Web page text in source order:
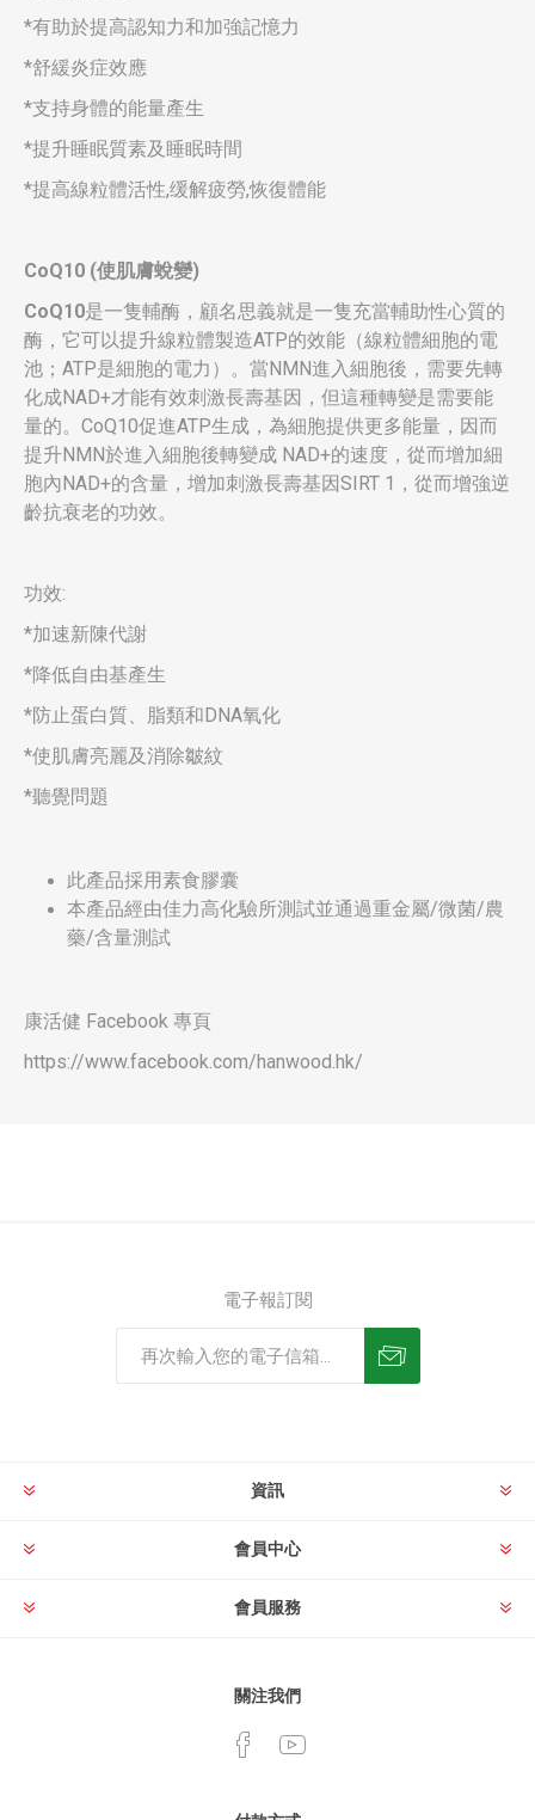
*有助於提高認知力和加強記憶力
*舒緩炎症效應
*支持身體的能量產生
*提升睡眠質素及睡眠時間
*提高線粒體活性,缓解疲勞,恢復體能
CoQ10 (使肌膚蛻變)
CoQ10是一隻輔酶，顧名思義就是一隻充當輔助性心質的
酶，它可以提升線粒體製造ATP的效能（線粒體細胞的電
池；ATP是細胞的電力）。當NMN進入細胞後，需要先轉
化成NAD+才能有效刺激長壽基因，但這種轉變是需要能
量的。CoQ10促進ATP生成，為細胞提供更多能量，因而
提升NMN於進入細胞後轉變成 NAD+的速度，從而增加細
胞內NAD+的含量，增加刺激長壽基因SIRT 1，從而增強逆
齡抗衰老的功效。
功效:
*加速新陳代謝
*降低自由基產生
*防止蛋白質、脂類和DNA氧化
*使肌膚亮麗及消除皺紋
*聽覺問題
此產品採用素食膠囊
本產品經由佳力高化驗所測試並通過重金屬/微菌/農
藥/含量測試
康活健 Facebook 專頁
https://www.facebook.com/hanwood.hk/
電子報訂閱
資訊
會員中心
會員服務
關注我們